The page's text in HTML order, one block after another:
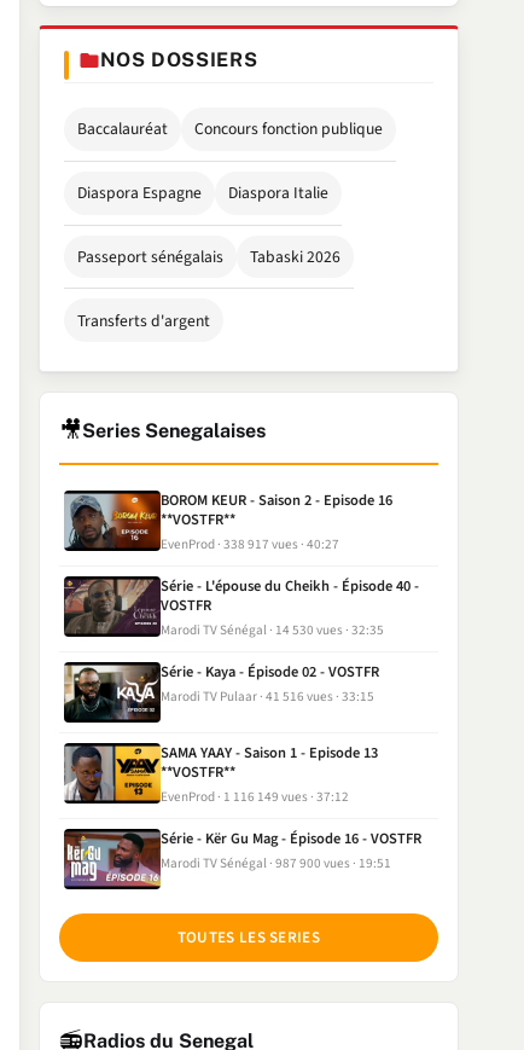
NOS DOSSIERS
Baccalauréat Concours fonction publique
Diaspora Espagne Diaspora Italie
Passeport sénégalais Tabaski 2026
Transferts d'argent
🎥Series Senegalaises
BOROM KEUR - Saison 2 - Episode 16
**VOSTFR**
EvenProd 338 917 vues 40:27
Série - L'épouse du Cheikh - Épisode 40 -
VOSTFR
Marodi TV Sénégal 14 530 vues 32:35
Série - Kaya - Épisode 02 - VOSTFR
Marodi TV Pulaar 41 516 vues 33:15
SAMA YAAY - Saison 1 - Episode 13
**VOSTFR**
EvenProd 1 116 149 vues 37:12
Série - Kër Gu Mag - Épisode 16 - VOSTFR
Marodi TV Sénégal 987 900 vues 19:51
TOUTES LES SERIES
📻Radios du Senegal